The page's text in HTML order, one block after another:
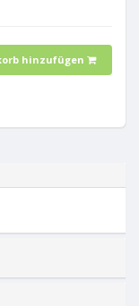
hinzufügen